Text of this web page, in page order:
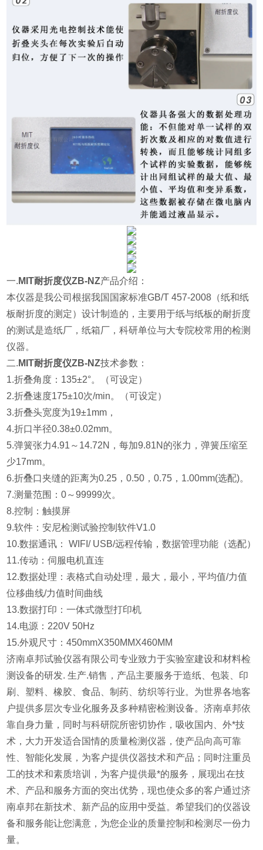
一. MIT耐折度仪ZB-NZ产品介绍：
本仪器是我公司根据我国国家标准GB/T 457-2008（纸和纸
板耐折度的测定）设计制造的，主要用于纸与纸板的耐折度
的测试是造纸厂，纸箱厂，科研单位与大专院校常用的检测
仪器。
二. MIT耐折度仪ZB-NZ技术参数：
1.折叠角度：135±2°。（可设定）
2.折叠速度175±10次/min。（可设定）
3.折叠头宽度为19±1mm，
4.折口半径0.38±0.02mm。
5.弹簧张力4.91～14.72N，每加9.81N的张力，弹簧压缩至
少17mm。
6.折叠口夹缝的距离为0.25，0.50，0.75，1.00mm(选配)。
7.测量范围：0～99999次。
8.控制：触摸屏
9.软件：安尼检测试验控制软件V1.0
10.数据通讯： WIFI/ USB/远程传输，数据管理功能（选配）
11.传动：伺服电机直连
12.数据处理：表格式自动处理，最大，最小，平均值/力值
位移曲线/力值时间曲线
13.数据打印：一体式微型打印机
14.电源：220V 50Hz
15.外观尺寸：450mmX350MMX460MM
济南卓邦试验仪器有限公司专业致力于实验室建设和材料检
测设备的研发. 生产.销售，产品主要服务于造纸、包装、印
刷、塑料、橡胶、食品、制药、纺织等行业。为世界各地客
户提供多层次专业化服务及多种精密检测设备。济南卓邦依
靠自身力量，同时与科研院所密切协作，吸收国内、外*技
术，大力开发适合国情的质量检测仪器，使产品向高可靠
性、智能化发展，为客户提供仪器技术和产品；同时注重员
工的技术和素质培训，为客户提供最*的服务，展现出在技
术、产品和服务方面的突出优势，现也使众多的客户通过济
南卓邦在新技术、新产品的应用中受益。希望我们的仪器设
备和服务能让您满意，为您企业的质量控制和检测尽一份力
量。